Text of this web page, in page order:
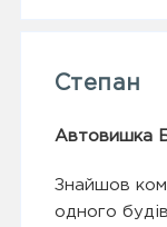
Степан
Автовишка
Знайшов
одного